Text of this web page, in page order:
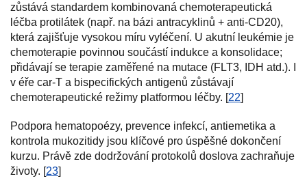
zůstává standardem kombinovaná chemoterapeutická
léčba protilátek (např. na bázi antracyklinů + anti-CD20),
která zajišťuje vysokou míru vyléčení. U akutní leukémie je
chemoterapie povinnou součástí indukce a konsolidace;
přidávají se terapie zaměřené na mutace (FLT3, IDH atd.). I
v éře car-T a bispecifických antigenů zůstávají
chemoterapeutické režimy platformou léčby. [22]
Podpora hematopoézy, prevence infekcí, antiemetika a
kontrola mukozitidy jsou klíčové pro úspěšné dokončení
kurzu. Právě zde dodržování protokolů doslova zachraňuje
životy. [23]